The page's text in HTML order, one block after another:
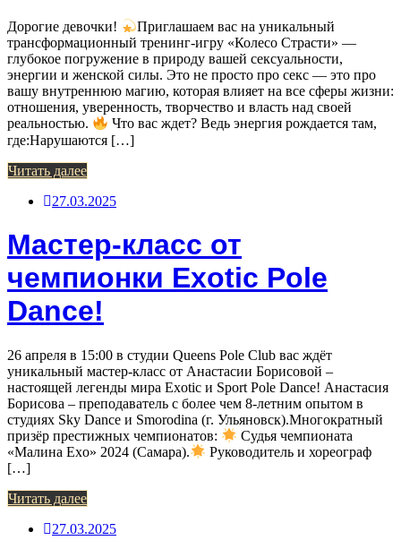
Дорогие девочки!
Приглашаем вас на уникальный
трансформационный тренинг-игру «Колесо Страсти» —
глубокое погружение в природу вашей сексуальности,
энергии и женской силы. Это не просто про секс — это про
вашу внутреннюю магию, которая влияет на все сферы жизни:
отношения, уверенность, творчество и власть над своей
реальностью.
Что вас ждет? Ведь энергия рождается там,
где:Нарушаются […]
Читать далее
27.03.2025
Мастер-класс от
чемпионки Exotic Pole
Dance!
26 апреля в 15:00 в студии Queens Pole Club вас ждёт
уникальный мастер-класс от Анастасии Борисовой –
настоящей легенды мира Exotic и Sport Pole Dance! Анастасия
Борисова – преподаватель с более чем 8-летним опытом в
студиях Sky Dance и Smorodina (г. Ульяновск).Многократный
призёр престижных чемпионатов:
Судья чемпионата
«Малина Exo» 2024 (Самара).
Руководитель и хореограф
[…]
Читать далее
27.03.2025